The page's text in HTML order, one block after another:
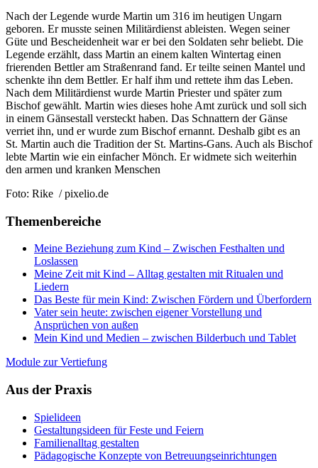
Nach der Legende wurde Martin um 316 im heutigen Ungarn
geboren. Er musste seinen Militärdienst ableisten. Wegen seiner
Güte und Bescheidenheit war er bei den Soldaten sehr beliebt. Die
Legende erzählt, dass Martin an einem kalten Wintertag einen
frierenden Bettler am Straßenrand fand. Er teilte seinen Mantel und
schenkte ihn dem Bettler. Er half ihm und rettete ihm das Leben.
Nach dem Militärdienst wurde Martin Priester und später zum
Bischof gewählt. Martin wies dieses hohe Amt zurück und soll sich
in einem Gänsestall versteckt haben. Das Schnattern der Gänse
verriet ihn, und er wurde zum Bischof ernannt. Deshalb gibt es an
St. Martin auch die Tradition der St. Martins-Gans. Auch als Bischof
lebte Martin wie ein einfacher Mönch. Er widmete sich weiterhin
den armen und kranken Menschen
Foto: Rike / pixelio.de
Themenbereiche
Meine Beziehung zum Kind – Zwischen Festhalten und
Loslassen
Meine Zeit mit Kind – Alltag gestalten mit Ritualen und
Liedern
Das Beste für mein Kind: Zwischen Fördern und Überfordern
Vater sein heute: zwischen eigener Vorstellung und
Ansprüchen von außen
Mein Kind und Medien – zwischen Bilderbuch und Tablet
Module zur Vertiefung
Aus der Praxis
Spielideen
Gestaltungsideen für Feste und Feiern
Familienalltag gestalten
Pädagogische Konzepte von Betreuungseinrichtungen